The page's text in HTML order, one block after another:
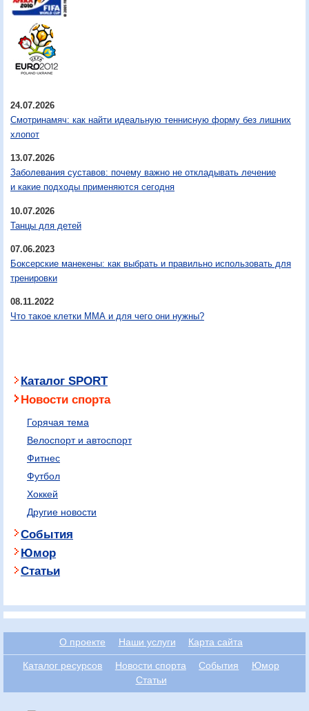
24.07.2026
Смотринамяч: как найти идеальную теннисную форму без лишних
хлопот
13.07.2026
Заболевания суставов: почему важно не откладывать лечение
и какие подходы применяются сегодня
10.07.2026
Танцы для детей
07.06.2023
Боксерские манекены: как выбрать и правильно использовать для
тренировки
08.11.2022
Что такое клетки ММА и для чего они нужны?
Каталог SPORT
Новости спорта
Горячая тема
Велоспорт и автоспорт
Фитнес
Футбол
Хоккей
Другие новости
События
Юмор
Статьи
О проекте Наши услуги Карта сайта
Каталог ресурсов Новости спорта События
Юмор
Статьи